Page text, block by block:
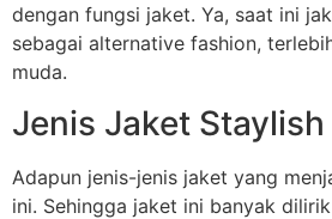
dengan fungsi jaket. Ya, saat ini
sebagai alternative fashion,
muda.
Jenis Jaket Staylish
Adapun jenis-jenis jaket yang
ini. Sehingga jaket ini banyak